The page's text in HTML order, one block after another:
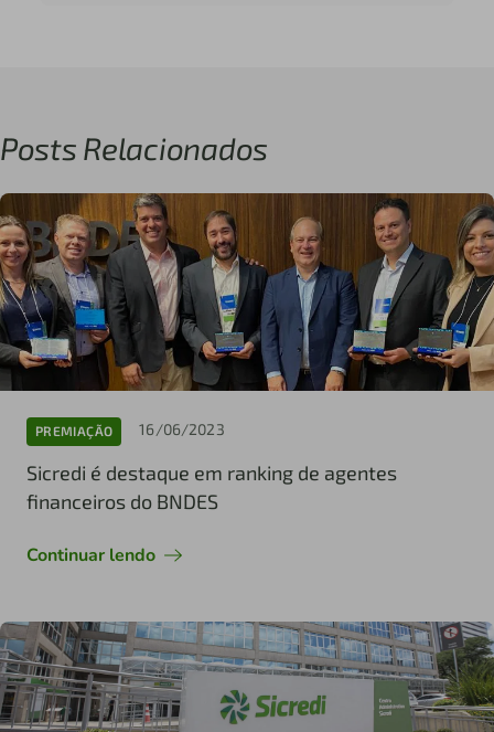
Posts Relacionados
PREMIAÇÃO 16/06/2023
Sicredi é destaque em ranking de agentes
financeiros do BNDES
Continuar lendo